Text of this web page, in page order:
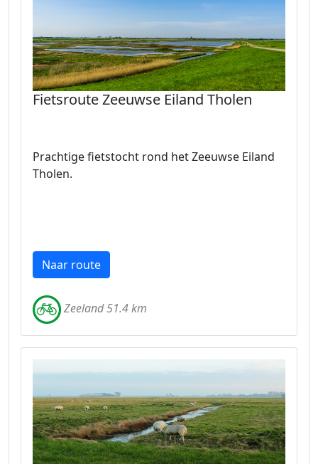
Fietsroute Zeeuwse Eiland Tholen
Prachtige fietstocht rond het Zeeuwse Eiland
Tholen.
Naar route
Zeeland 51.4 km